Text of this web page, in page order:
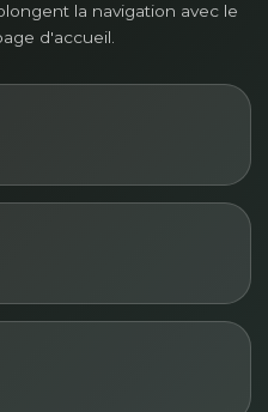
la navigation avec le
d'accueil.